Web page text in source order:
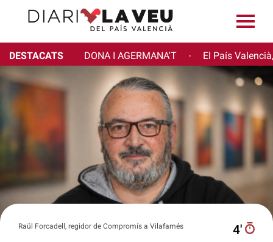
DESTACATS DONA I AGERMANA'T · El País
Raül Forcadell, regidor de Compromís a Vilafamés 4′